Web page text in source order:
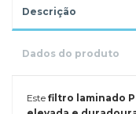
Descrição
Dados do produto
Este filtro laminado